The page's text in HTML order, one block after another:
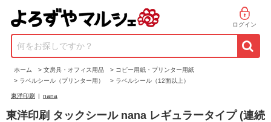
ログイン
何をお探しですか？
ホーム > 文房具・オフィス用品 > コピー用紙・プリンター用紙
> ラベルシール（プリンター用） > ラベルシール（12面以上）
東洋印刷 | nana
東洋印刷 タックシール nana レギュラータイプ (連続